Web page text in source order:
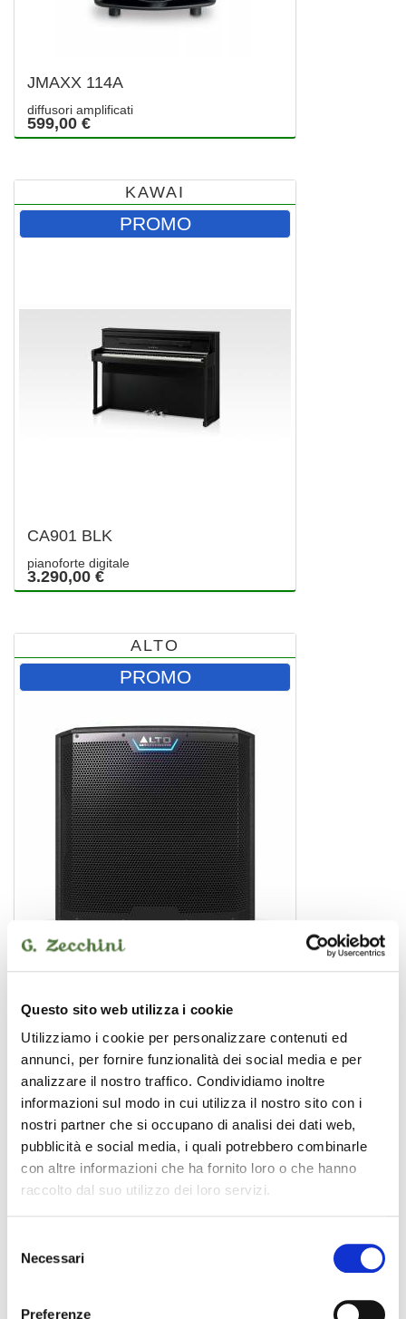
Questo sito web utilizza i cookie
Utilizziamo i cookie per personalizzare contenuti ed
annunci, per fornire funzionalità dei social media e per
analizzare il nostro traffico. Condividiamo inoltre
informazioni sul modo in cui utilizza il nostro sito con i
nostri partner che si occupano di analisi dei dati web,
pubblicità e social media, i quali potrebbero combinarle
con altre informazioni che ha fornito loro o che hanno
raccolto dal suo utilizzo dei loro servizi.
delNecessari
Preferenze
JMAXX 114A
diffusori amplificati
599,00 €
KAWAI
PROMO
CA901 BLK
pianoforte digitale
3.290,00 €
ALTO
PROMO
subwoofer
519,00 €
KAWAI
PROMO